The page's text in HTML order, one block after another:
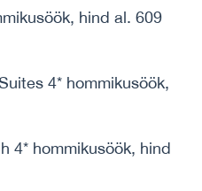
hind al. 609
4* hommikusöök,
4* hommikusöök, hind